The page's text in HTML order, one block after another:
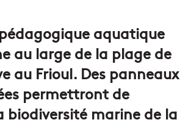
aquatique
au large de la plage de
au Frioul. Des panneaux
permettront de
biodiversité marine de la